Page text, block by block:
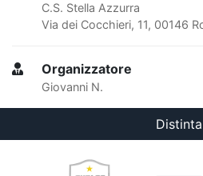
C.S. Stella Azzurra
Via dei Cocchieri, 11, 00146
Organizzatore
Giovanni N.
Distinta